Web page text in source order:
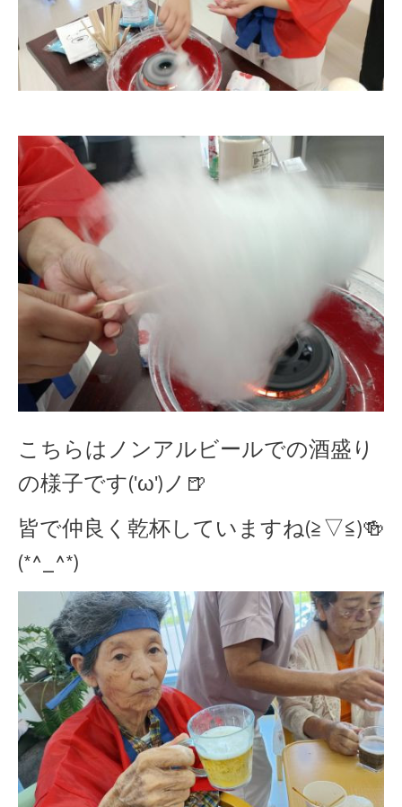
こちらはノンアルビールでの酒盛り
の様子です('ω')ノ🍺
皆で仲良く乾杯していますね(≧▽≦)🍻
(*^_^*)